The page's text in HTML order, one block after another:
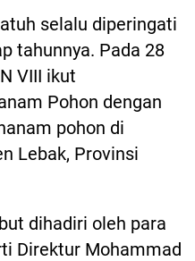
selalu diperingati
tahunnya. Pada 28
VIII ikut
Pohon dengan
pohon di
Lebak, Provinsi
dihadiri oleh para
Direktur Mohammad